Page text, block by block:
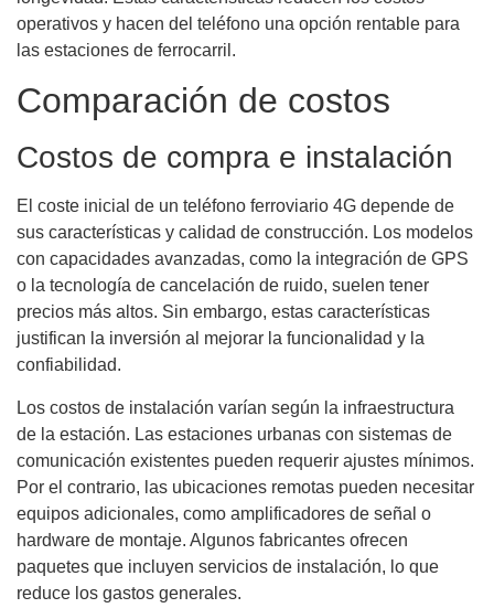
operativos y hacen del teléfono una opción rentable para
las estaciones de ferrocarril.
Comparación de costos
Costos de compra e instalación
El coste inicial de un teléfono ferroviario 4G depende de
sus características y calidad de construcción. Los modelos
con capacidades avanzadas, como la integración de GPS
o la tecnología de cancelación de ruido, suelen tener
precios más altos. Sin embargo, estas características
justifican la inversión al mejorar la funcionalidad y la
confiabilidad.
Los costos de instalación varían según la infraestructura
de la estación. Las estaciones urbanas con sistemas de
comunicación existentes pueden requerir ajustes mínimos.
Por el contrario, las ubicaciones remotas pueden necesitar
equipos adicionales, como amplificadores de señal o
hardware de montaje. Algunos fabricantes ofrecen
paquetes que incluyen servicios de instalación, lo que
reduce los gastos generales.